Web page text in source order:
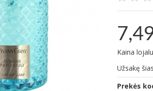
Kaina
Užsakę
Prekės